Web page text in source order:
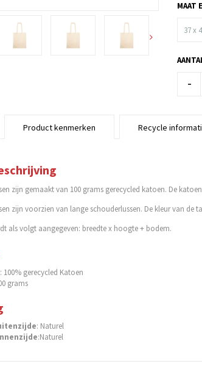
MAAT
37 x
-
Product kenmerken Recycle
zijn gemaakt van 100 grams gerecycled katoen. De
zijn voorzien van lange schouderlussen. De kleur van de
als volgt aangegeven: breedte x hoogte + bodem.
: 100% gerecycled Katoen
grams
: Naturel
:Naturel